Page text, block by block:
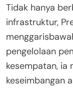
Tidak hanya
infrastruktur,
pengelolaan
kesempatan, ia
keseimbangan